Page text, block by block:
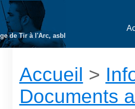
de Tir à l'Arc, asbl
Accueil >
Documents